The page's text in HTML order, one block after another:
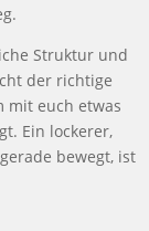
Struktur und
der richtige
mit euch etwas
Ein lockerer,
bewegt, ist